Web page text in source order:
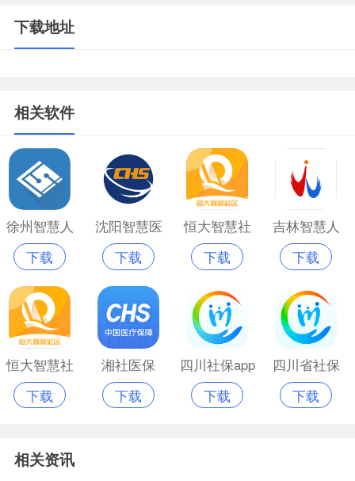
下载地址
相关软件
徐州智慧人
社app官网版
下载
沈阳智慧医
保免费版
下载
恒大智慧社
区老版本
下载
吉林智慧人
社app版
下载
恒大智慧社
区app官网版
下载
湘社医保
下载
四川社保app
官网版
下载
四川省社保
局app
下载
相关资讯